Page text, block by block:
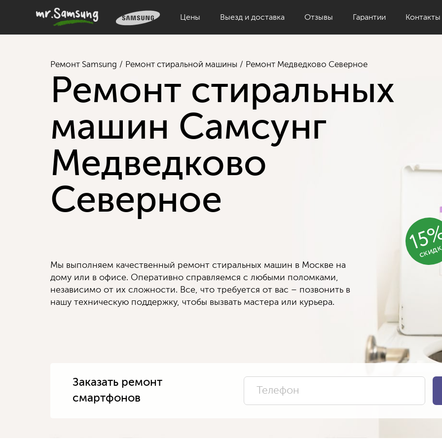
Цены Выезд и доставка Отзывы Гарантии Контакты
Ремонт Samsung Ремонт стиральной машины Ремонт Медведково Северное
Ремонт стиральных
машин Самсунг
Медведково
Северное
Мы выполняем качественный ремонт стиральных машин в Москве на
дому или в офисе. Оперативно справляемся с любыми поломками,
независимо от их сложности. Все, что требуется от вас – позвонить в
нашу техническую поддержку, чтобы вызвать мастера или курьера.
Заказать ремонт
смартфонов